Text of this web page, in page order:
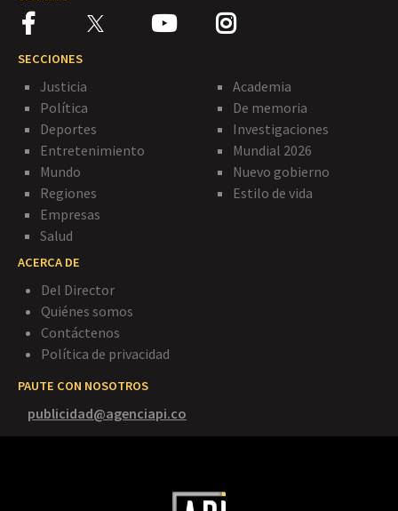
SECCIONES
Justicia
Política
Deportes
Entretenimiento
Mundo
Regiones
Empresas
Salud
Academia
De memoria
Investigaciones
Mundial 2026
Nuevo gobierno
Estilo de vida
ACERCA DE
Del Director
Quiénes somos
Contáctenos
Política de privacidad
PAUTE CON NOSOTROS
publicidad@agenciapi.co